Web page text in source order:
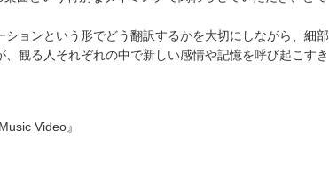
ョンという形でどう翻訳するかを大切にしながら、細部
観る人それぞれの中で新しい感情や記憶を呼び起こすき
Video』